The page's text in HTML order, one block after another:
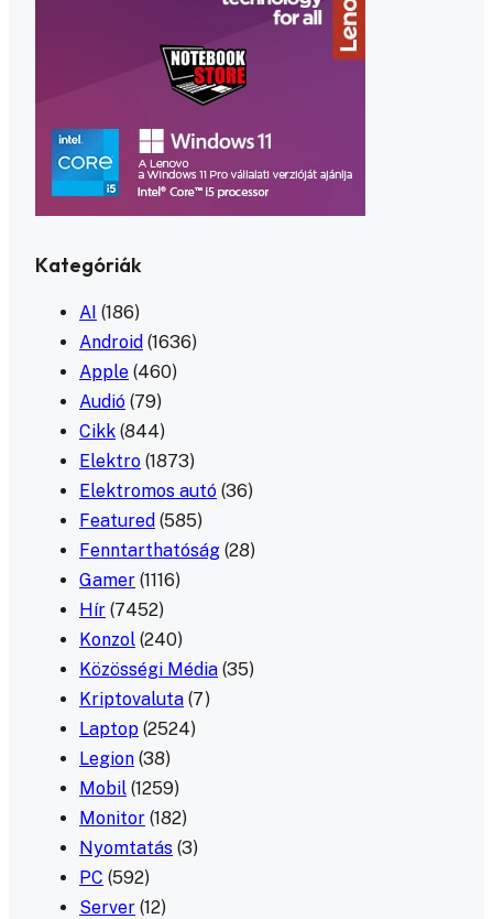
Kategóriák
AI (186)
Android (1636)
Apple (460)
Audió (79)
Cikk (844)
Elektro (1873)
Elektromos autó (36)
Featured (585)
Fenntarthatóság (28)
Gamer (1116)
Hír (7452)
Konzol (240)
Közösségi Média (35)
Kriptovaluta (7)
Laptop (2524)
Legion (38)
Mobil (1259)
Monitor (182)
Nyomtatás (3)
PC (592)
Server (12)